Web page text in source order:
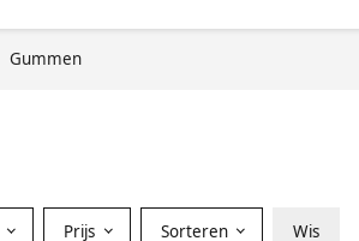
Gummen
Prijs Sorteren Wis